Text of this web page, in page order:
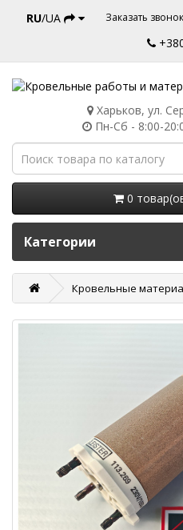
RU/UA Заказать звонок
Харьков, ул.
Пн-Сб - 8:00-
0
Категории
Кровельные